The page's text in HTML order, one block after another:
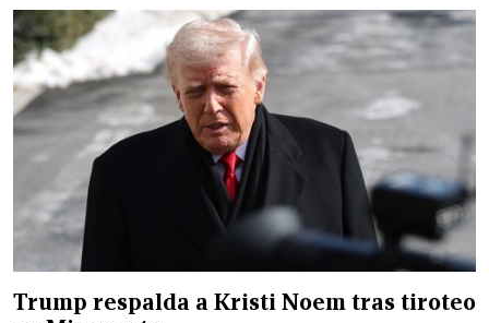
Trump respalda a Kristi Noem tras tiroteo